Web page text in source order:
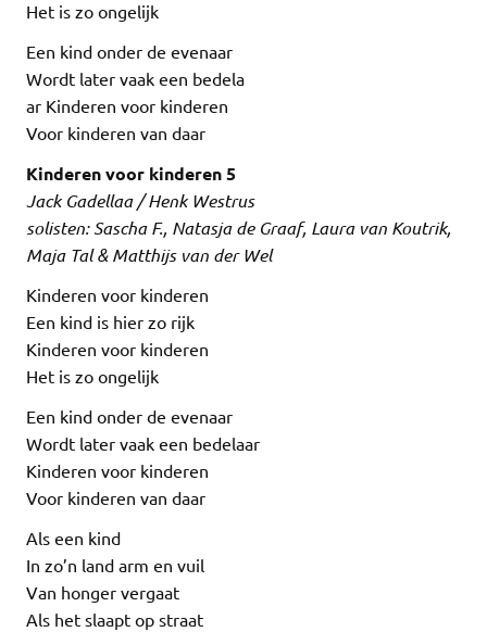
Het is zo ongelijk
Een kind onder de evenaar
Wordt later vaak een bedela
ar Kinderen voor kinderen
Voor kinderen van daar
Kinderen voor kinderen 5
Jack Gadellaa / Henk Westrus
solisten: Sascha F., Natasja de Graaf, Laura van Koutrik,
Maja Tal & Matthijs van der Wel
Kinderen voor kinderen
Een kind is hier zo rijk
Kinderen voor kinderen
Het is zo ongelijk
Een kind onder de evenaar
Wordt later vaak een bedelaar
Kinderen voor kinderen
Voor kinderen van daar
Als een kind
In zo’n land arm en vuil
Van honger vergaat
Als het slaapt op straat